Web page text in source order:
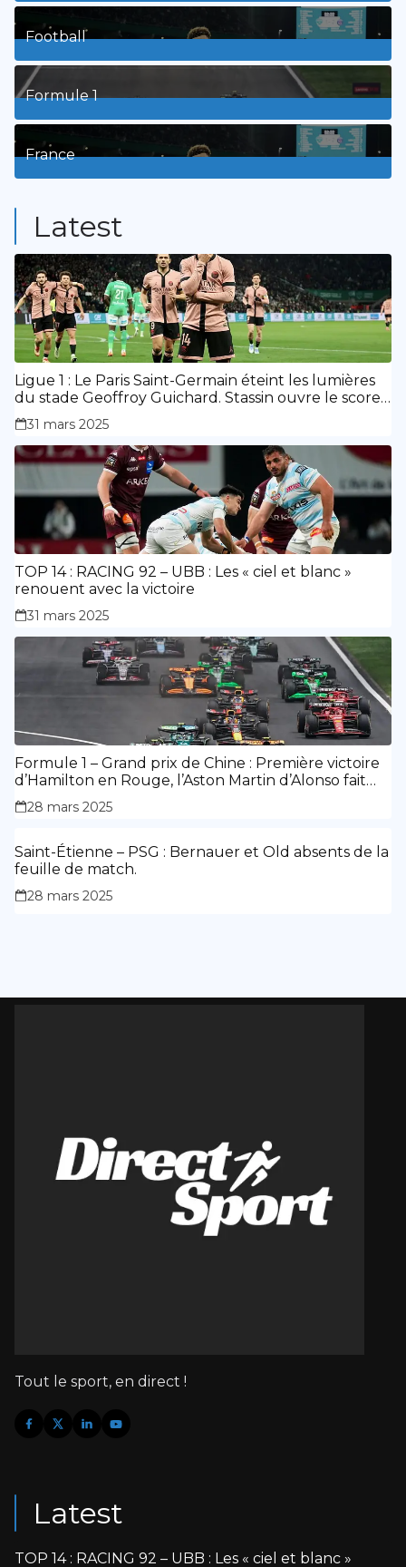
3Posts
Football
8Posts
Formule 1
3Posts
France
Latest
Ligue 1 : Le Paris Saint-Germain éteint les lumières
du stade Geoffroy Guichard. Stassin ouvre le score,
doublé de Doué.
31 mars 2025
TOP 14 : RACING 92 – UBB : Les « ciel et blanc »
renouent avec la victoire
31 mars 2025
Formule 1 – Grand prix de Chine : Première victoire
d’Hamilton en Rouge, l’Aston Martin d’Alonso fait
des siennes.
28 mars 2025
Saint-Étienne – PSG : Bernauer et Old absents de la
feuille de match.
28 mars 2025
Tout le sport, en direct !
Latest
TOP 14 : RACING 92 – UBB : Les « ciel et blanc »